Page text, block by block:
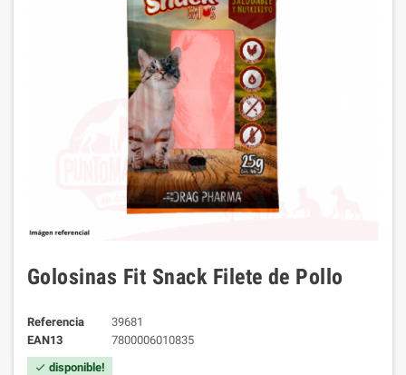
Golosinas Fit Snack Filete de Pollo
Referencia
39681
EAN13
7800006010835
check disponible!